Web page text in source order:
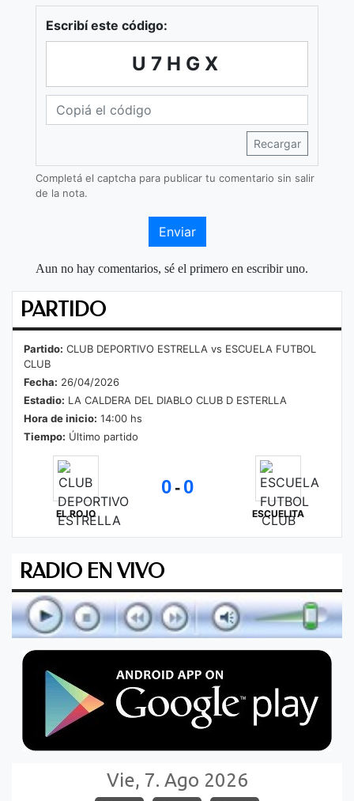
Escribí este código:
U7HGX
Recargar
Completá el captcha para publicar tu comentario sin salir
de la nota.
Enviar
Aun no hay comentarios, sé el primero en escribir uno.
PARTIDO
Partido: CLUB DEPORTIVO ESTRELLA vs ESCUELA FUTBOL
CLUB
Fecha: 26/04/2026
Estadio: LA CALDERA DEL DIABLO CLUB D ESTERLLA
Hora de inicio: 14:00 hs
Tiempo: Último partido
EL ROJO
0- 0
ESCUELITA
RADIO EN VIVO